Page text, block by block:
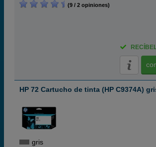
(9 / 2 opiniones)
HP 72 Cartucho de tinta (HP C9374A)
gris